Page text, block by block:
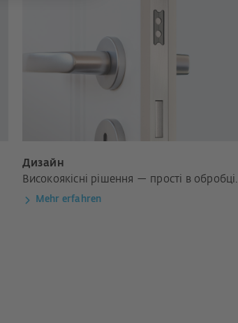
Дизайн
Високоякісні рішення — прості в обробці.
Mehr erfahren